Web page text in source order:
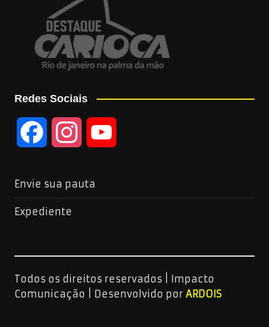
Redes Sociais
o g b
Envie sua pauta
Expediente
Todos os direitos reservados | Impacto
Comunicação |
Desenvolvido por ARDOIS